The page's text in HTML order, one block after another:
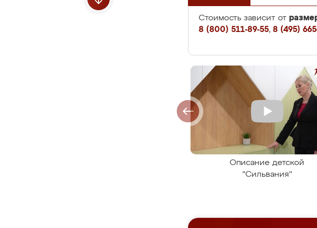
Стоимость зависит от
8 (800) 511-89-55, 8 (495)
Описание детской
"Сильвания"